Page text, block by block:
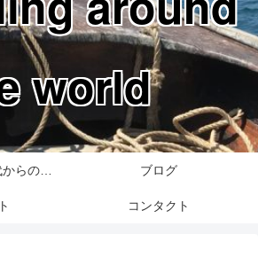
world
My Last Adventure ~40代からの世界一周旅行記~ ブログ
コンタクト